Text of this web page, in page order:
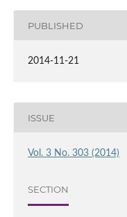
PUBLISHED
2014-11-21
ISSUE
Vol. 3 No. 303 (2014)
SECTION